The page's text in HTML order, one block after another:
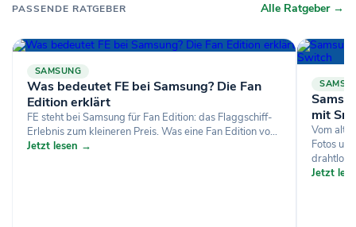
Fi
6
PASSENDE RATGEBER Alle Ratgeber →
SAMSUNG
Was bedeutet FE bei Samsung? Die Fan
Edition erklärt
FE steht bei Samsung für Fan Edition: das Flaggschiff-
Erlebnis zum kleineren Preis. Was eine Fan Edition vo...
Jetzt lesen →
mit
Vom
Fotos
drahtlos,
Jetzt